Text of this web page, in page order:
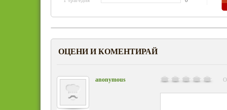
ОЦЕНИ И КОМЕНТИРАЙ
anonymous